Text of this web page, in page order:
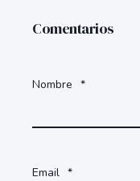
Comentarios
Nombre *
Email *